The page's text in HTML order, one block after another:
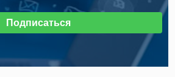
Подписаться